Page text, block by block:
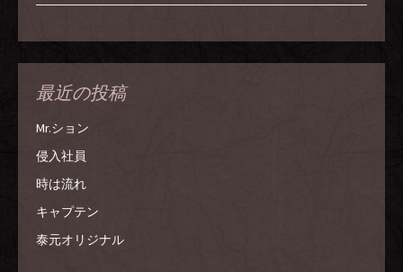
最近の投稿
Mr.ション
侵入社員
時は流れ
キャプテン
泰元オリジナル